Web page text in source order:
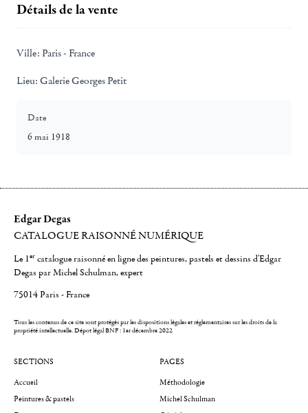
Détails de la vente
Ville: Paris - France
Lieu: Galerie Georges Petit
Date
6 mai 1918
Edgar Degas
CATALOGUE RAISONNÉ NUMÉRIQUE
Le 1er catalogue raisonné en ligne des peintures, pastels et dessins d'Edgar
Degas par Michel Schulman, expert
75014 Paris - France
Tous les contenus de ce site sont protégés par les dispositions légales et réglementaires sur les droits de la
propriété intellectuelle.Dépot légal BNF : 1er décembre 2022
SECTIONS
Accueil
Peintures & pastels
PAGES
Méthodologie
Michel Schulman